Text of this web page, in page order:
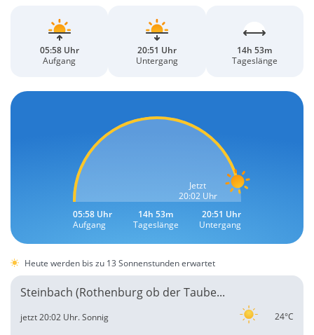
05:58 Uhr
Aufgang
20:51 Uhr
Untergang
14h 53m
Tageslänge
Jetzt
20:02 Uhr
05:58 Uhr
Aufgang
14h 53m
Tageslänge
20:51 Uhr
Untergang
Heute werden bis zu 13 Sonnenstunden erwartet
Steinbach (Rothenburg ob der Taube...
24°C
jetzt 20:02 Uhr.Sonnig